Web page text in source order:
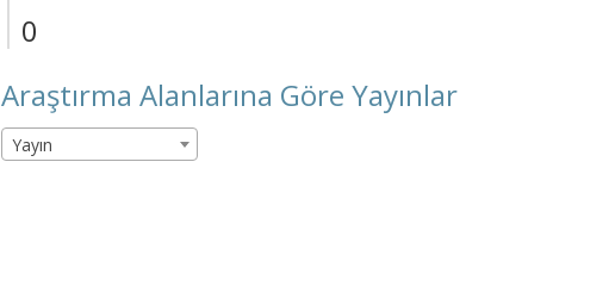
0
Araştırma Alanlarına Göre Yayınlar
Yayın